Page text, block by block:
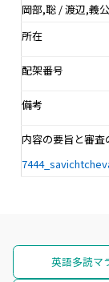
岡部,聡 / 渡辺,義
所在
配架番号
備考
内容の要旨と審査
英語多読マ